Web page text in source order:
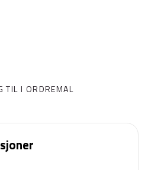
TIL I ORDREMAL